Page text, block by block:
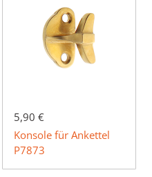
5,90 €
Konsole für Ankettel
P7873